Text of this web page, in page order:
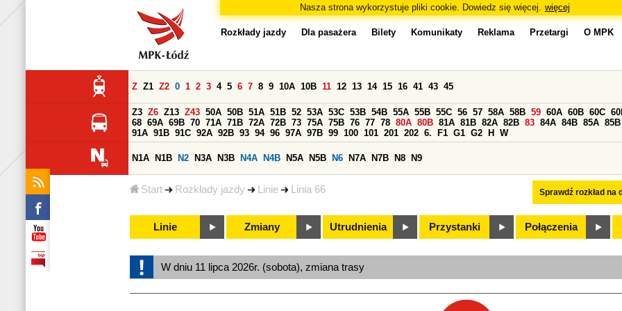
Nasza strona wykorzystuje pliki cookie. Dowiedz się więcej. więcej
Start Rozkłady jazdy Linie Linia 66
Rozkłady jazdy Dla pasażera Bilety Komunikaty Reklama Przetargi O MPK
Sprawdź rozkład na
Z Z1 Z2 0 1 2 3 4 5 6 7 8 9 10A 10B 11 12 13 14 15 16 41 43 45
Z3 Z6 Z13 Z43 50A 50B 51A 51B 52 53A 53C 53B 54B 55A 55B 55C 56 57 58A 58B 59 60A 60B 60C
68 69A 69B 70 71A 71B 72A 72B 73 75A 75B 76 77 78 80A 80B 81A 81B 82A 82B 83 84A 84B 85A 85B
91A 91B 91C 92A 92B 93 94 96 97A 97B 99 100 101 201 202 6. F1 G1 G2 H W
N1A N1B N2 N3A N3B N4A N4B N5A N5B N6 N7A N7B N8 N9
Linie Zmiany Utrudnienia Przystanki Połączenia
W dniu 11 lipca 2026r. (sobota), zmiana trasy